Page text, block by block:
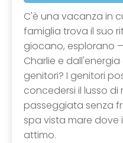
C'è una vacanza in
famiglia trova il suo
giocano, esplorano
Charlie e dall'energia
genitori? I genitori
concedersi il lusso
passeggiata senza
spa vista mare dove
attimo.